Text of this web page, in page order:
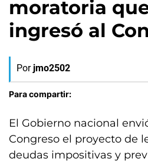
moratoria
ingresó al
Por jmo2502
Para compartir:
El Gobierno nacional
Congreso el proyecto de
deudas impositivas y